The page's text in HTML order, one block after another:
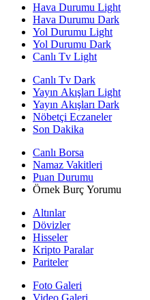
Hava Durumu Light
Hava Durumu Dark
Yol Durumu Light
Yol Durumu Dark
Canlı Tv Light
Canlı Tv Dark
Yayın Akışları Light
Yayın Akışları Dark
Nöbetçi Eczaneler
Son Dakika
Canlı Borsa
Namaz Vakitleri
Puan Durumu
Örnek Burç Yorumu
Altınlar
Dövizler
Hisseler
Kripto Paralar
Pariteler
Foto Galeri
Video Galeri